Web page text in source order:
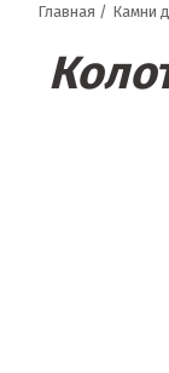
Главная / Камни